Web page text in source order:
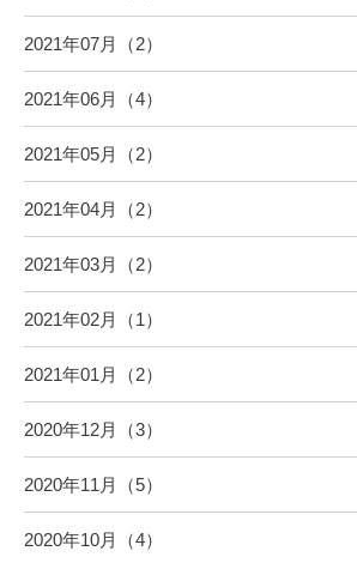
2021年07月（2）
2021年06月（4）
2021年05月（2）
2021年04月（2）
2021年03月（2）
2021年02月（1）
2021年01月（2）
2020年12月（3）
2020年11月（5）
2020年10月（4）